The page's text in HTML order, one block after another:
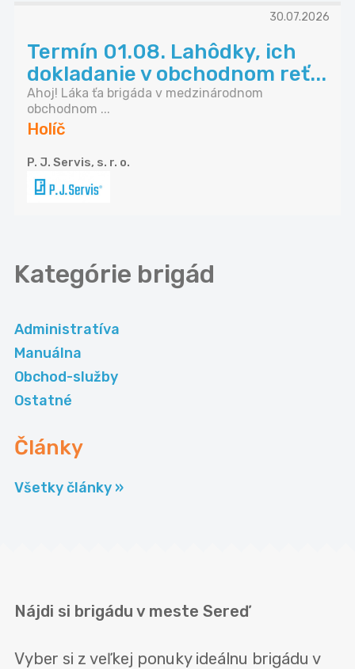
30.07.2026
Termín 01.08. Lahôdky, ich
dokladanie v obchodnom reť...
Ahoj! Láka ťa brigáda v medzinárodnom
obchodnom ...
Holíč
P. J. Servis, s. r. o.
Kategórie brigád
Administratíva
Manuálna
Obchod-služby
Ostatné
Články
Všetky články »
Nájdi si brigádu v meste Sereď
Vyber si z veľkej ponuky ideálnu brigádu v